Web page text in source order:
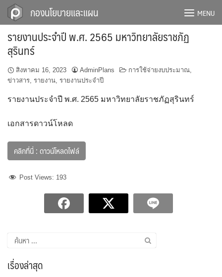
Skip
กองนโยบายและแผน MENU
รายงานประจำปี พ.ศ. 2565 มหาวิทยาลัยราชภัฏ
สุรินทร์
สิงหาคม 16, 2023 AdminPlans การใช้จ่ายงบประมาณ,
ข่าวสาร, รายงาน, รายงานประจำปี
รายงานประจำปี พ.ศ. 2565 มหาวิทยาลัยราชภัฏสุรินทร์
เอกสารดาวน์โหลด
คลิกที่นี่ : ดาวน์โหลดไฟล์
Post Views: 193
ค้นหา
สำหรับ:
เรื่องล่าสุด